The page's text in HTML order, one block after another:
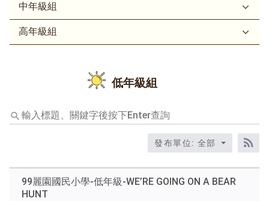
中年級組
高年級組
低年級組
輸
入
發布單位: 全部
99麗園國民小學-低年級-WE’RE GOING ON A BEAR
HUNT